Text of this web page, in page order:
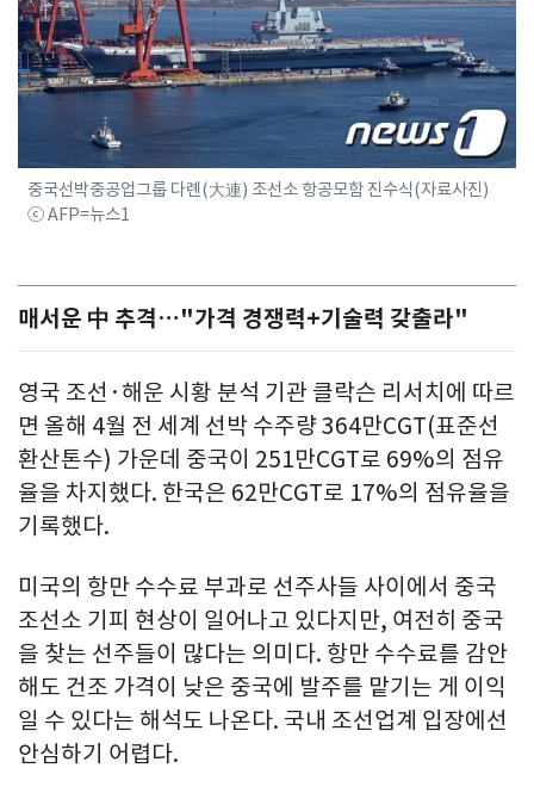
중국선박중공업그룹 다롄(大連) 조선소 항공모함 진수식(자료사진)
ⓒ AFP=뉴스1
매서운 中 추격…"가격 경쟁력+기술력 갖출라"
영국 조선·해운 시황 분석 기관 클락슨 리서치에 따르
면 올해 4월 전 세계 선박 수주량 364만CGT(표준선
환산톤수) 가운데 중국이 251만CGT로 69%의 점유
율을 차지했다. 한국은 62만CGT로 17%의 점유율을
기록했다.
미국의 항만 수수료 부과로 선주사들 사이에서 중국
조선소 기피 현상이 일어나고 있다지만, 여전히 중국
을 찾는 선주들이 많다는 의미다. 항만 수수료를 감안
해도 건조 가격이 낮은 중국에 발주를 맡기는 게 이익
일 수 있다는 해석도 나온다. 국내 조선업계 입장에선
안심하기 어렵다.